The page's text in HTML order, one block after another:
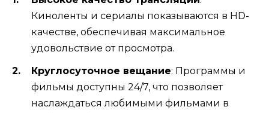
Киноленты и сериалы показываются в HD-
качестве, обеспечивая максимальное
удовольствие от просмотра.
Круглосуточное вещание: Программы и
фильмы доступны 24/7, что позволяет
наслаждаться любимыми фильмами в